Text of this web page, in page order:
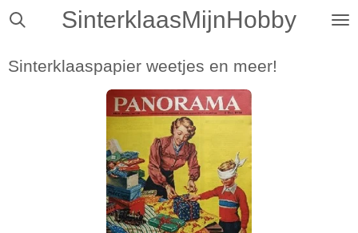
Ga
de
SinterklaasMijnHobby
Sinterklaaspapier weetjes en meer!